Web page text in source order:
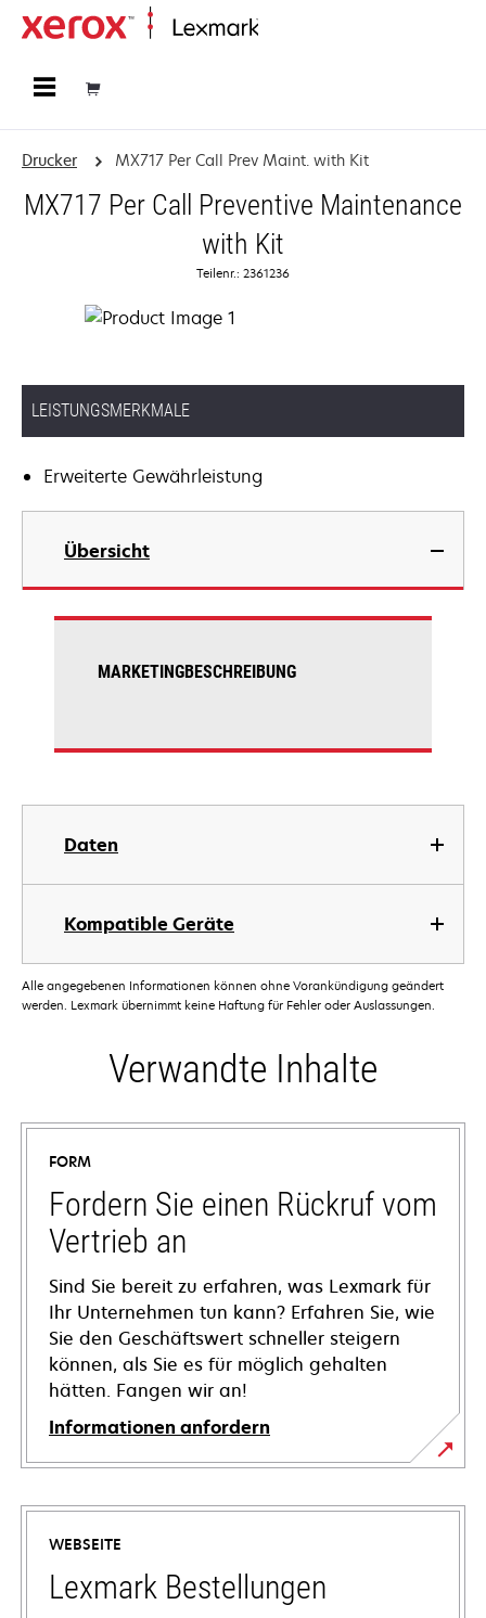
Drucker MX717 Per Call Prev Maint. with Kit
MX717 Per Call Preventive Maintenance
with Kit
Teilenr.: 2361236
LEISTUNGSMERKMALE
Erweiterte Gewährleistung
Übersicht
Daten
Kompatible Geräte
MARKETINGBESCHREIBUNG
Alle angegebenen Informationen können ohne Vorankündigung geändert
werden. Lexmark übernimmt keine Haftung für Fehler oder Auslassungen.
Verwandte Inhalte
FORM
Fordern Sie einen Rückruf vom
Vertrieb an
Sind Sie bereit zu erfahren, was Lexmark für
Ihr Unternehmen tun kann? Erfahren Sie, wie
Sie den Geschäftswert schneller steigern
können, als Sie es für möglich gehalten
hätten. Fangen wir an!
Informationen anfordern
WEBSEITE
Lexmark Bestellungen